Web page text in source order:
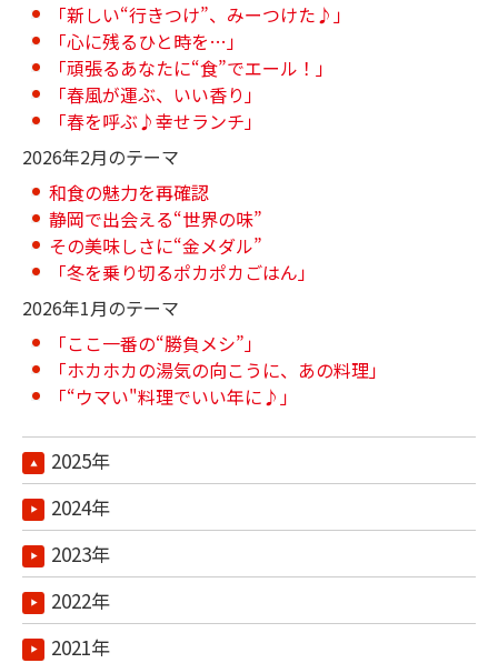
「新しい“行きつけ”、みーつけた♪」
「心に残るひと時を…」
「頑張るあなたに“食”でエール！」
「春風が運ぶ、いい香り」
「春を呼ぶ♪幸せランチ」
2026年2月のテーマ
和食の魅力を再確認
静岡で出会える“世界の味”
その美味しさに“金メダル”
「冬を乗り切るポカポカごはん」
2026年1月のテーマ
「ここ一番の“勝負メシ”」
「ホカホカの湯気の向こうに、あの料理」
「“ウマい"料理でいい年に♪」
2025年
2024年
2023年
2022年
2021年